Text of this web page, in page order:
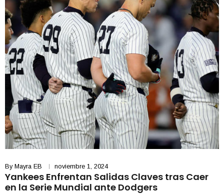
By Mayra EB noviembre 1, 2024
Yankees Enfrentan Salidas Claves tras Caer
en la Serie Mundial ante Dodgers